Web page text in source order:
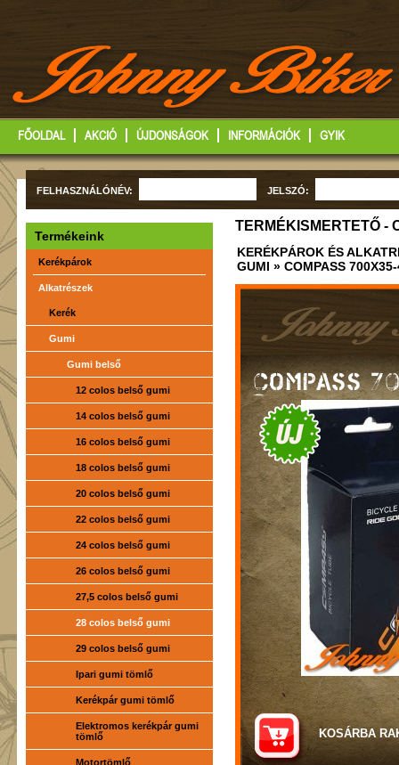
FŐOLDAL AKCIÓ ÚJDONSÁGOK INFORMÁCIÓK GYIK
FELHASZNÁLÓNÉV: JELSZÓ:
TERMÉKISMERTETŐ -
KERÉKPÁROK ÉS
GUMI » COMPASS
COMPASS
Termékeink
Kerékpárok
Alkatrészek
Kerék
Gumi
Gumi belső
12 colos belső gumi
14 colos belső gumi
16 colos belső gumi
18 colos belső gumi
20 colos belső gumi
22 colos belső gumi
24 colos belső gumi
26 colos belső gumi
27,5 colos belső gumi
28 colos belső gumi
29 colos belső gumi
Ipari gumi tömlő
Kerékpár gumi tömlő
Elektromos kerékpár gumi
tömlő
Motortömlő